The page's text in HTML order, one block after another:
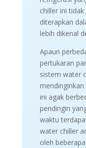
chiller ini
diterapkan
lebih dikenal
Apaun
pertukaran
sistem water
ini agak
pendingin
waktu
water chiller
oleh